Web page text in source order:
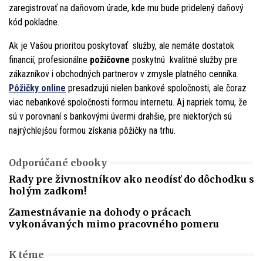
zaregistrovať na daňovom úrade, kde mu bude pridelený daňový
kód pokladne.
Ak je Vašou prioritou poskytovať služby, ale nemáte dostatok
financií, profesionálne požičovne poskytnú kvalitné služby pre
zákazníkov i obchodných partnerov v zmysle platného cenníka.
Pôžičky online presadzujú nielen bankové spoločnosti, ale čoraz
viac nebankové spoločnosti formou internetu. Aj napriek tomu, že
sú v porovnaní s bankovými úvermi drahšie, pre niektorých sú
najrýchlejšou formou získania pôžičky na trhu.
Odporúčané ebooky
Rady pre živnostníkov ako neodísť do dôchodku s
holým zadkom!
Zamestnávanie na dohody o prácach
vykonávaných mimo pracovného pomeru
K téme